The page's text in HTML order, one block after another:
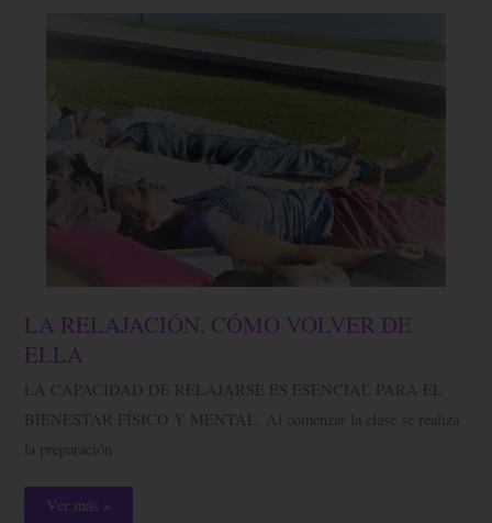
LA RELAJACIÓN, CÓMO VOLVER DE
ELLA
LA CAPACIDAD DE RELAJARSE ES ESENCIAL PARA EL
BIENESTAR FÍSICO Y MENTAL. Al comenzar la clase se realiza
la preparación
LA
RELAJACIÓN,
CÓMO
VOLVER
ELLA
Ver más »